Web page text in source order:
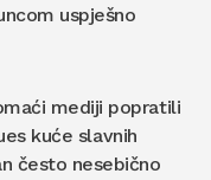
uspješno
mediji popratili
kuće slavnih
često nesebično